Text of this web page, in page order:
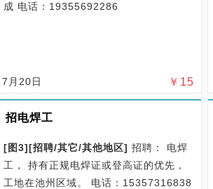
成 电话：19355692286
￥ 15
7月20日
招电焊工
[图3][招聘/其它/其他地区] 招聘： 电焊
工， 持有正规电焊证或登高证的优先，
工地在池州区域。 电话：15357316838